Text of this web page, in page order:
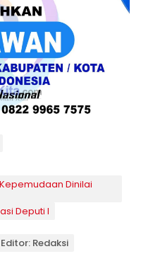
Dinilai
Deputi I
Editor: Redaksi